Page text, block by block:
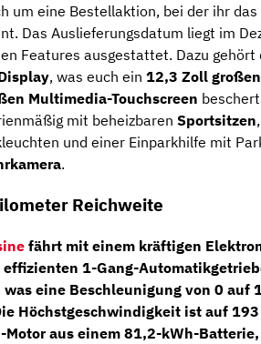
um eine Bestellaktion, bei der ihr
Das Auslieferungsdatum liegt im
Features ausgestattet. Dazu gehört
, was euch ein 12,3 Zoll
Multimedia-Touchscreen
mit beheizbaren Sportsitzen
und einer Einparkhilfe mit
.
Reichweite
fährt mit einem kräftigen
effizienten 1-Gang-
eine Beschleunigung von 0 auf
Höchstgeschwindigkeit ist auf
Motor aus einem 81,2-kWh-